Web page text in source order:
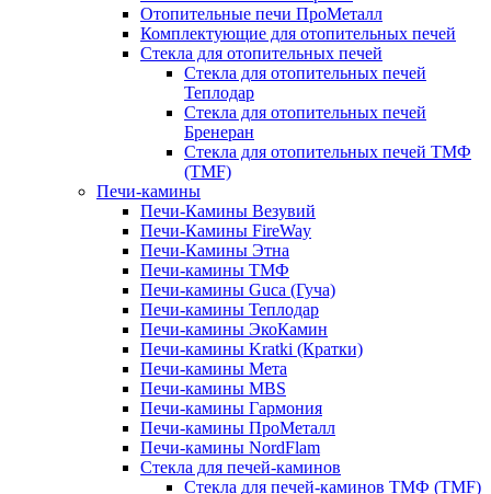
Отопительные печи ПроМеталл
Комплектующие для отопительных печей
Стекла для отопительных печей
Стекла для отопительных печей
Теплодар
Стекла для отопительных печей
Бренеран
Стекла для отопительных печей ТМФ
(TMF)
Печи-камины
Печи-Камины Везувий
Печи-Камины FireWay
Печи-Камины Этна
Печи-камины ТМФ
Печи-камины Guca (Гуча)
Печи-камины Теплодар
Печи-камины ЭкоКамин
Печи-камины Kratki (Кратки)
Печи-камины Мета
Печи-камины MBS
Печи-камины Гармония
Печи-камины ПроМеталл
Печи-камины NordFlam
Стекла для печей-каминов
Стекла для печей-каминов ТМФ (TMF)